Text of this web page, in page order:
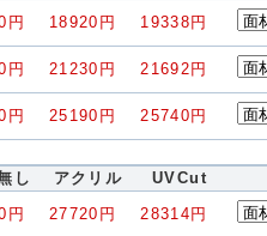
円 18920円 19338円
円 21230円 21692円
円 25190円 25740円
し アクリル UVCut
円 27720円 28314円